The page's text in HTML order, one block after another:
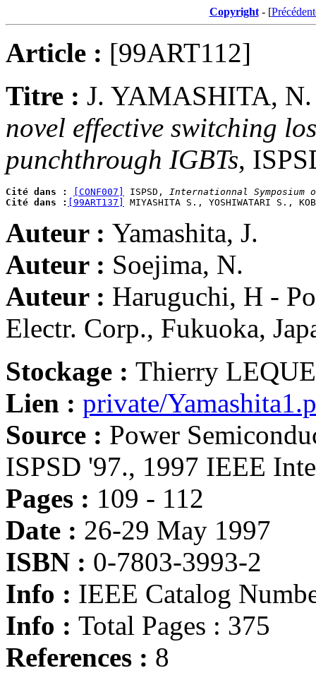
Copyright- [
Article : [99ART112]
Titre : J. YAMASHITA,
novel effective switching
punchthrough IGBTs,
Cité dans : [CONF007] ISPSD, Internationnal Symposium
Cité dans :
[99ART137] MIYASHITA S., YOSHIWATARI S.,
Auteur : Yamashita, J.
Auteur : Soejima, N.
Auteur : Haruguchi, H -
Electr. Corp., Fukuoka,
Stockage : Thierry
Lien : private/
Source : Power
ISPSD '97., 1997 IEEE
Pages : 109 - 112
Date : 26-29 May 1997
ISBN : 0-7803-3993-2
Info : IEEE Catalog
Info : Total Pages : 375
References : 8